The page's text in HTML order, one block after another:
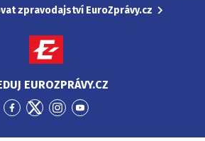
zpravodajství EuroZprávy.cz
EUROZPRÁVY.CZ
PřejítPřejítPřejítPřejít